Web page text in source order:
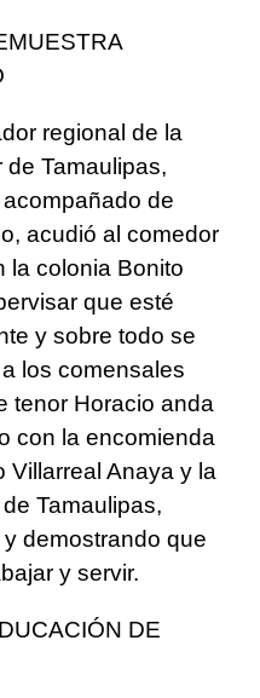
regional de la
Tamaulipas,
de
acudió al comedor
la colonia Bonito
que esté
y sobre todo se
los comensales
tenor Horacio anda
con la encomienda
Villarreal Anaya y la
Tamaulipas,
demostrando que
y servir.
DE